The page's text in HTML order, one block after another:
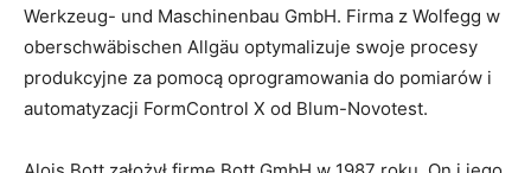
Werkzeug- und Maschinenbau GmbH. Firma z Wolfegg w
oberschwäbischen Allgäu optymalizuje swoje procesy
produkcyjne za pomocą oprogramowania do pomiarów i
automatyzacji FormControl X od Blum-Novotest.